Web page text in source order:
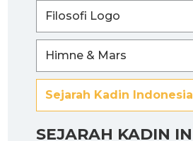
SEJARAH KADIN
Filosofi Logo
Himne & Mars
Sejarah Kadin Indonesia